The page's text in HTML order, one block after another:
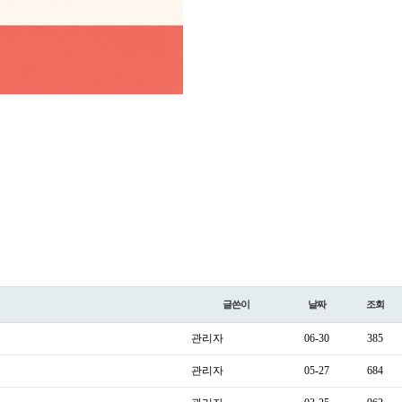
글쓴이 날짜 조회
관리자 06-30 385
관리자 05-27 684